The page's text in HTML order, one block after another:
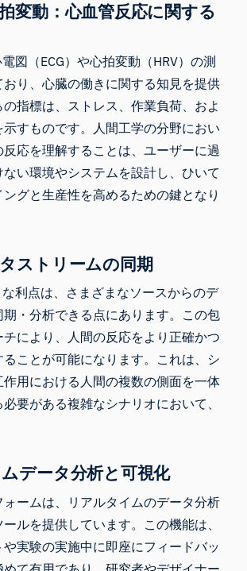
変動：心血管反応に関する
図（ECG）や心拍変動（HRV）の測
り、心臓の働きに関する知見を提供
の指標は、ストレス、作業負荷、およ
すものです。人間工学の分野におい
応を理解することは、ユーザーに過
ない環境やシステムを設計し、ひいて
グと生産性を高めるための鍵となり
ストリームの同期
利点は、さまざまなソースからのデ
・分析できる点にあります。この包
により、人間の反応をより正確かつ
ことが可能になります。これは、シ
用における人間の複数の側面を一体
要がある複雑なシナリオにおいて、
データ分析と可視化
ォームは、リアルタイムのデータ分析
ルを提供しています。この機能は、
実験の実施中に即座にフィードバッ